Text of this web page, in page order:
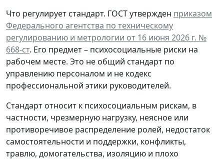
Что регулирует стандарт. ГОСТ утвержден приказом
Федерального агентства по техническому
регулированию и метрологии от 16 июня 2026 г. №
668-ст. Его предмет – психосоциальные риски на
рабочем месте. Это не общий стандарт по
управлению персоналом и не кодекс
профессиональной этики руководителей.
Стандарт относит к психосоциальным рискам, в
частности, чрезмерную нагрузку, неясное или
противоречивое распределение ролей, недостаток
самостоятельности и поддержки, конфликты,
травлю, домогательства, изоляцию и плохо